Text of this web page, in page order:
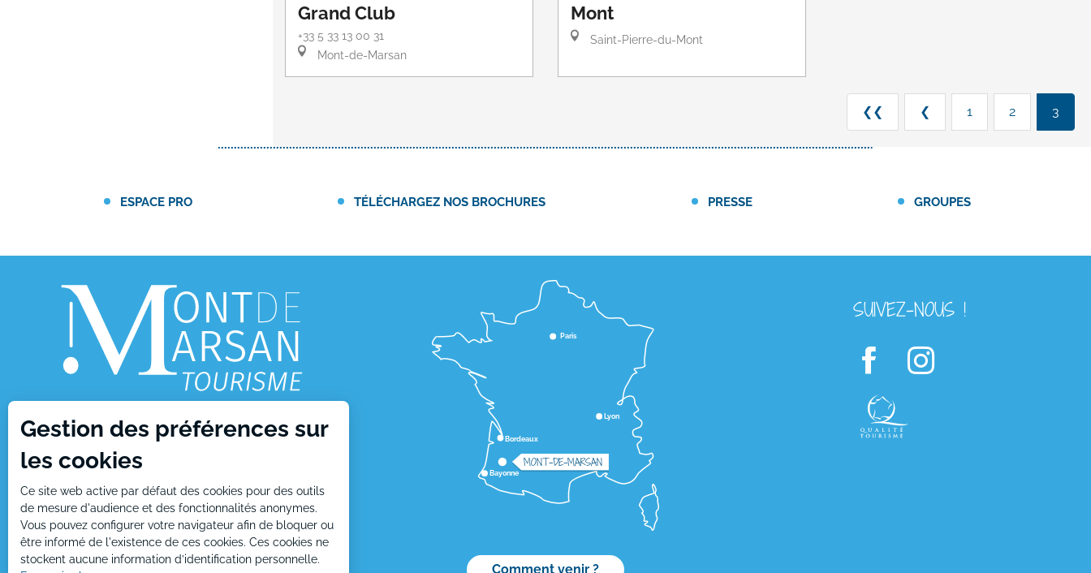
Grand Club
+33 5 33 13 00 31
Mont-de-Marsan
Mont
Saint-Pierre-du-Mont
❮❮ ❮ 1 2 3
ESPACE PRO TÉLÉCHARGEZ NOS BROCHURES PRESSE GROUPES
1, place Charles de Gaulle
40000 Mont de Marsan
Tél : +33 (0)5 58 05 87 37
Lyon
Bordeaux
Paris
Bayonne
MONT-DE-MARSAN
Comment venir ?
SUIVEZ-NOUS !
Gestion des préférences sur
les cookies
Ce site web active par défaut des cookies pour des outils
de mesure d'audience et des fonctionnalités anonymes.
Vous pouvez configurer votre navigateur afin de bloquer ou
être informé de l'existence de ces cookies. Ces cookies ne
stockent aucune information d’identification personnelle.